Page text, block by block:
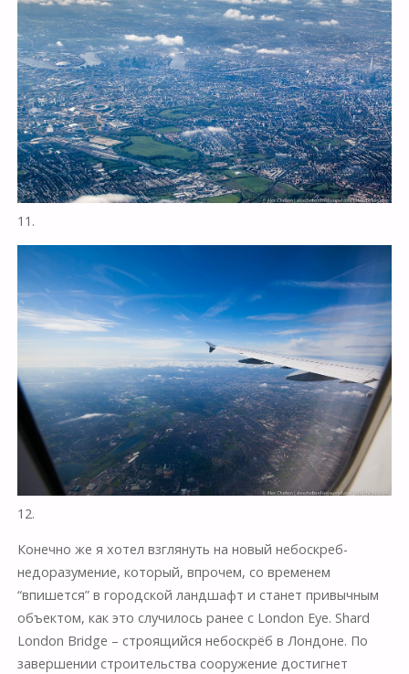
11.
12.
Конечно же я хотел взглянуть на новый небоскреб-
недоразумение, который, впрочем, со временем
“впишется” в городской ландшафт и станет привычным
объектом, как это случилось ранее с London Eye. Shard
London Bridge – строящийся небоскрёб в Лондоне. По
завершении строительства сооружение достигнет